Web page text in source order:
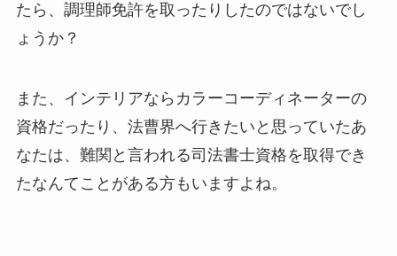
たら、調理師免許を取ったりしたのではないでし
ょうか？
また、インテリアならカラーコーディネーターの
資格だったり、法曹界へ行きたいと思っていたあ
なたは、難関と言われる司法書士資格を取得でき
たなんてことがある方もいますよね。